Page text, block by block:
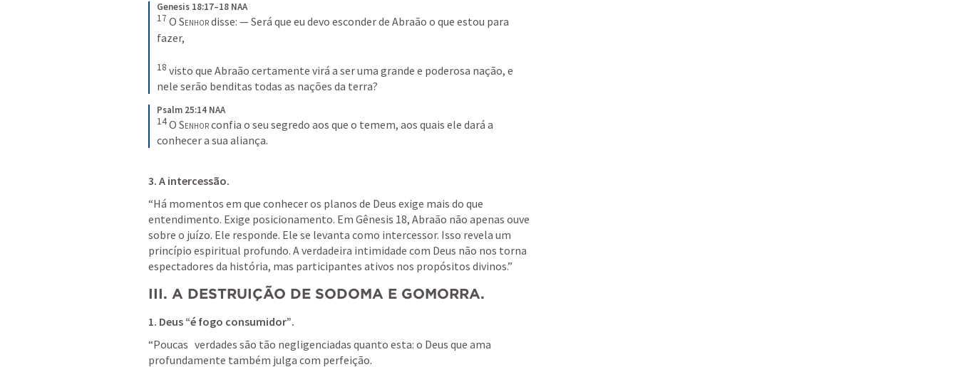
Genesis 18:17–18 NAA
17 O Senhor disse: — Será que eu devo esconder de Abraão o que estou para
fazer,
18 visto que Abraão certamente virá a ser uma grande e poderosa nação, e
nele serão benditas todas as nações da terra?
Psalm 25:14 NAA
14 O Senhor confia o seu segredo aos que o temem, aos quais ele dará a
conhecer a sua aliança.
3. A intercessão.
“Há momentos em que conhecer os planos de Deus exige mais do que
entendimento. Exige posicionamento. Em Gênesis 18, Abraão não apenas ouve
sobre o juízo. Ele responde. Ele se levanta como intercessor. Isso revela um
princípio espiritual profundo. A verdadeira intimidade com Deus não nos torna
espectadores da história, mas participantes ativos nos propósitos divinos.”
III. A DESTRUIÇÃO DE SODOMA E GOMORRA.
1. Deus “é fogo consumidor”.
“Poucas   verdades são tão negligenciadas quanto esta: o Deus que ama
profundamente também julga com perfeição.